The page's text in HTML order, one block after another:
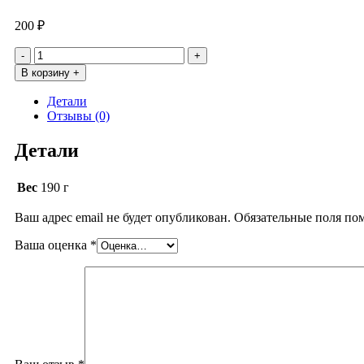
200 ₽
Количество
товара
Латте
В корзину +
Детали
Отзывы (0)
Детали
Вес 190 г
Ваш адрес email не будет опубликован. Обязательные поля
Ваша оценка *